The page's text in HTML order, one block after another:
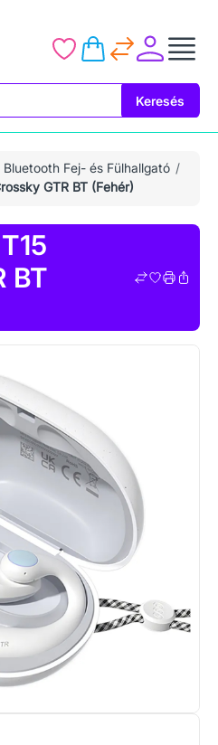
Keresés
Bluetooth Fej- és Fülhallgató
GTR BT (Fehér)
BT